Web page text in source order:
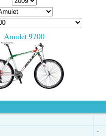
Amulet 9700
-